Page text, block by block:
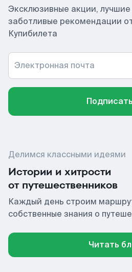
Эксклюзивные акции,
заботливые рекомендации
Купибилета
Электронная почта
Делимся классными идеями
Истории и хитрости
от путешественников
Каждый день строим
собственные знания о
Читать